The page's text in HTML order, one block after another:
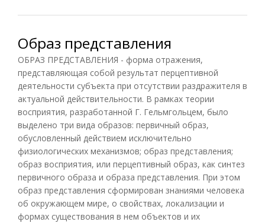
Образ представления
ОБРАЗ ПРЕДСТАВЛЕНИЯ - форма отражения,
представляющая собой результат перцептивной
деятельности субъекта при отсутствии раздражителя в
актуальной действительности. В рамках теории
восприятия, разработанной Г. Гельмгольцем, было
выделено три вида образов: первичный образ,
обусловленный действием исключительно
физиологических механизмов; образ представления;
образ восприятия, или перцептивный образ, как синтез
первичного образа и образа представления. При этом
образ представления сформирован знаниями человека
об окружающем мире, о свойствах, локализации и
формах существования в нем объектов и их